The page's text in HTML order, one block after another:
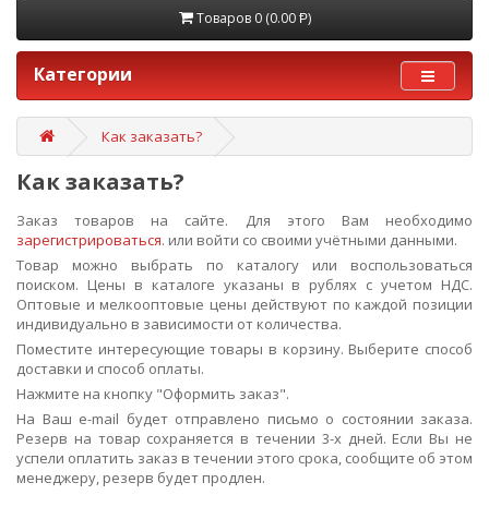
Товаров 0 (0.00 Ᵽ)
Категории
Как заказать?
Как заказать?
Заказ товаров на сайте. Для этого Вам необходимо
зарегистрироваться. или войти со своими учётными данными.
Товар можно выбрать по каталогу или воспользоваться
поиском. Цены в каталоге указаны в рублях с учетом НДС.
Оптовые и мелкооптовые цены действуют по каждой позиции
индивидуально в зависимости от количества.
Поместите интересующие товары в корзину. Выберите способ
доставки и способ оплаты.
Нажмите на кнопку "Оформить заказ".
На Ваш e-mail будет отправлено письмо о состоянии заказа.
Резерв на товар сохраняется в течении 3-х дней. Если Вы не
успели оплатить заказ в течении этого срока, сообщите об этом
менеджеру, резерв будет продлен.